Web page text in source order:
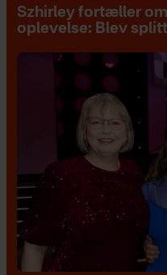
Szhirley fortæller
oplevelse: Blev